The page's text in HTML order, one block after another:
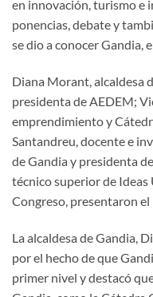
en innovación, turismo e
ponencias, debate y
se dio a conocer Gandia,
Diana Morant, alcaldesa
presidenta de AEDEM;
emprendimiento y
Santandreu, docente e
de Gandia y presidenta
técnico superior de
Congreso, presentaron
La alcaldesa de Gandia,
por el hecho de que
primer nivel y destacó